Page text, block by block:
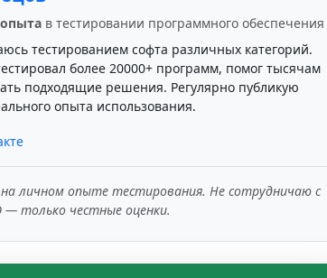
в тестировании программного обеспечения
тестированием софта различных категорий.
более 20000+ программ, помог тысячам
подходящие решения. Регулярно публикую
опыта использования.
на личном опыте тестирования. Не сотрудничаю с
только честные оценки.